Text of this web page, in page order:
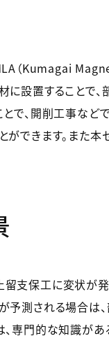
（Kumagai
に設置することで
とで、開削工事な
できます。また
支保工に変状が発
予測される場合は
、専門的な知識が